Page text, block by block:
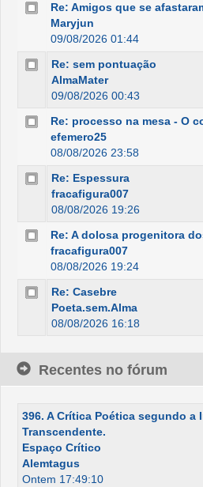
Re: Amigos que se
Maryjun
09/08/2026 01:44
Re: sem pontuação
AlmaMater
09/08/2026 00:43
Re: processo na mesa - O
efemero25
08/08/2026 23:58
Re: Espessura
fracafigura007
08/08/2026 19:26
Re: A dolosa progenitora
fracafigura007
08/08/2026 19:24
Re: Casebre
Poeta.sem.Alma
08/08/2026 16:18
Recentes no fórum
396. A Crítica Poética segundo
Transcendente.
Espaço Crítico
Alemtagus
Ontem 17:49:10